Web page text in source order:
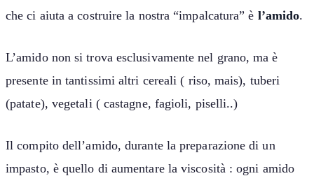
che ci aiuta a costruire la nostra “impalcatura” è l’amido.
L’amido non si trova esclusivamente nel grano, ma è
presente in tantissimi altri cereali ( riso, mais), tuberi
(patate), vegetali ( castagne, fagioli, piselli..)
Il compito dell’amido, durante la preparazione di un
impasto, è quello di aumentare la viscosità : ogni amido